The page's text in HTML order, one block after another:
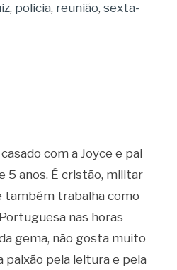
, policia, reunião, sexta-
com a Joyce e pai
5 anos. É cristão, militar
também trabalha como
nas horas
gema, não gosta muito
paixão pela leitura e pela